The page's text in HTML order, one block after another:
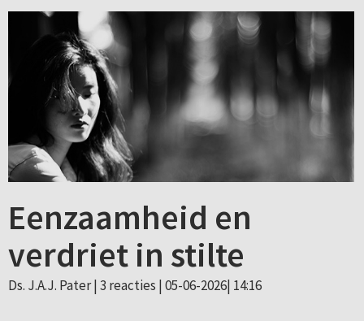
Eenzaamheid en
verdriet in stilte
Ds. J.A.J. Pater | 3 reacties | 05-06-2026| 14:16